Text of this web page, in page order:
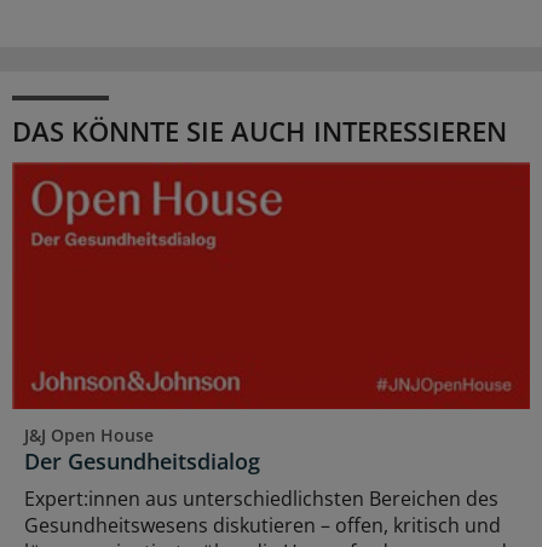
DAS KÖNNTE SIE AUCH INTERESSIEREN
J&J Open House
Der Gesundheitsdialog
Expert:innen aus unterschiedlichsten Bereichen des
Gesundheitswesens diskutieren – offen, kritisch und